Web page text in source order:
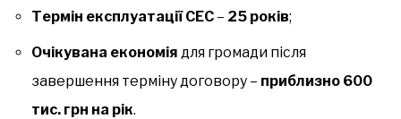
Термін експлуатації СЕС – 25 років;
Очікувана економія для громади після
завершення терміну договору – приблизно 600
тис. грн на рік.